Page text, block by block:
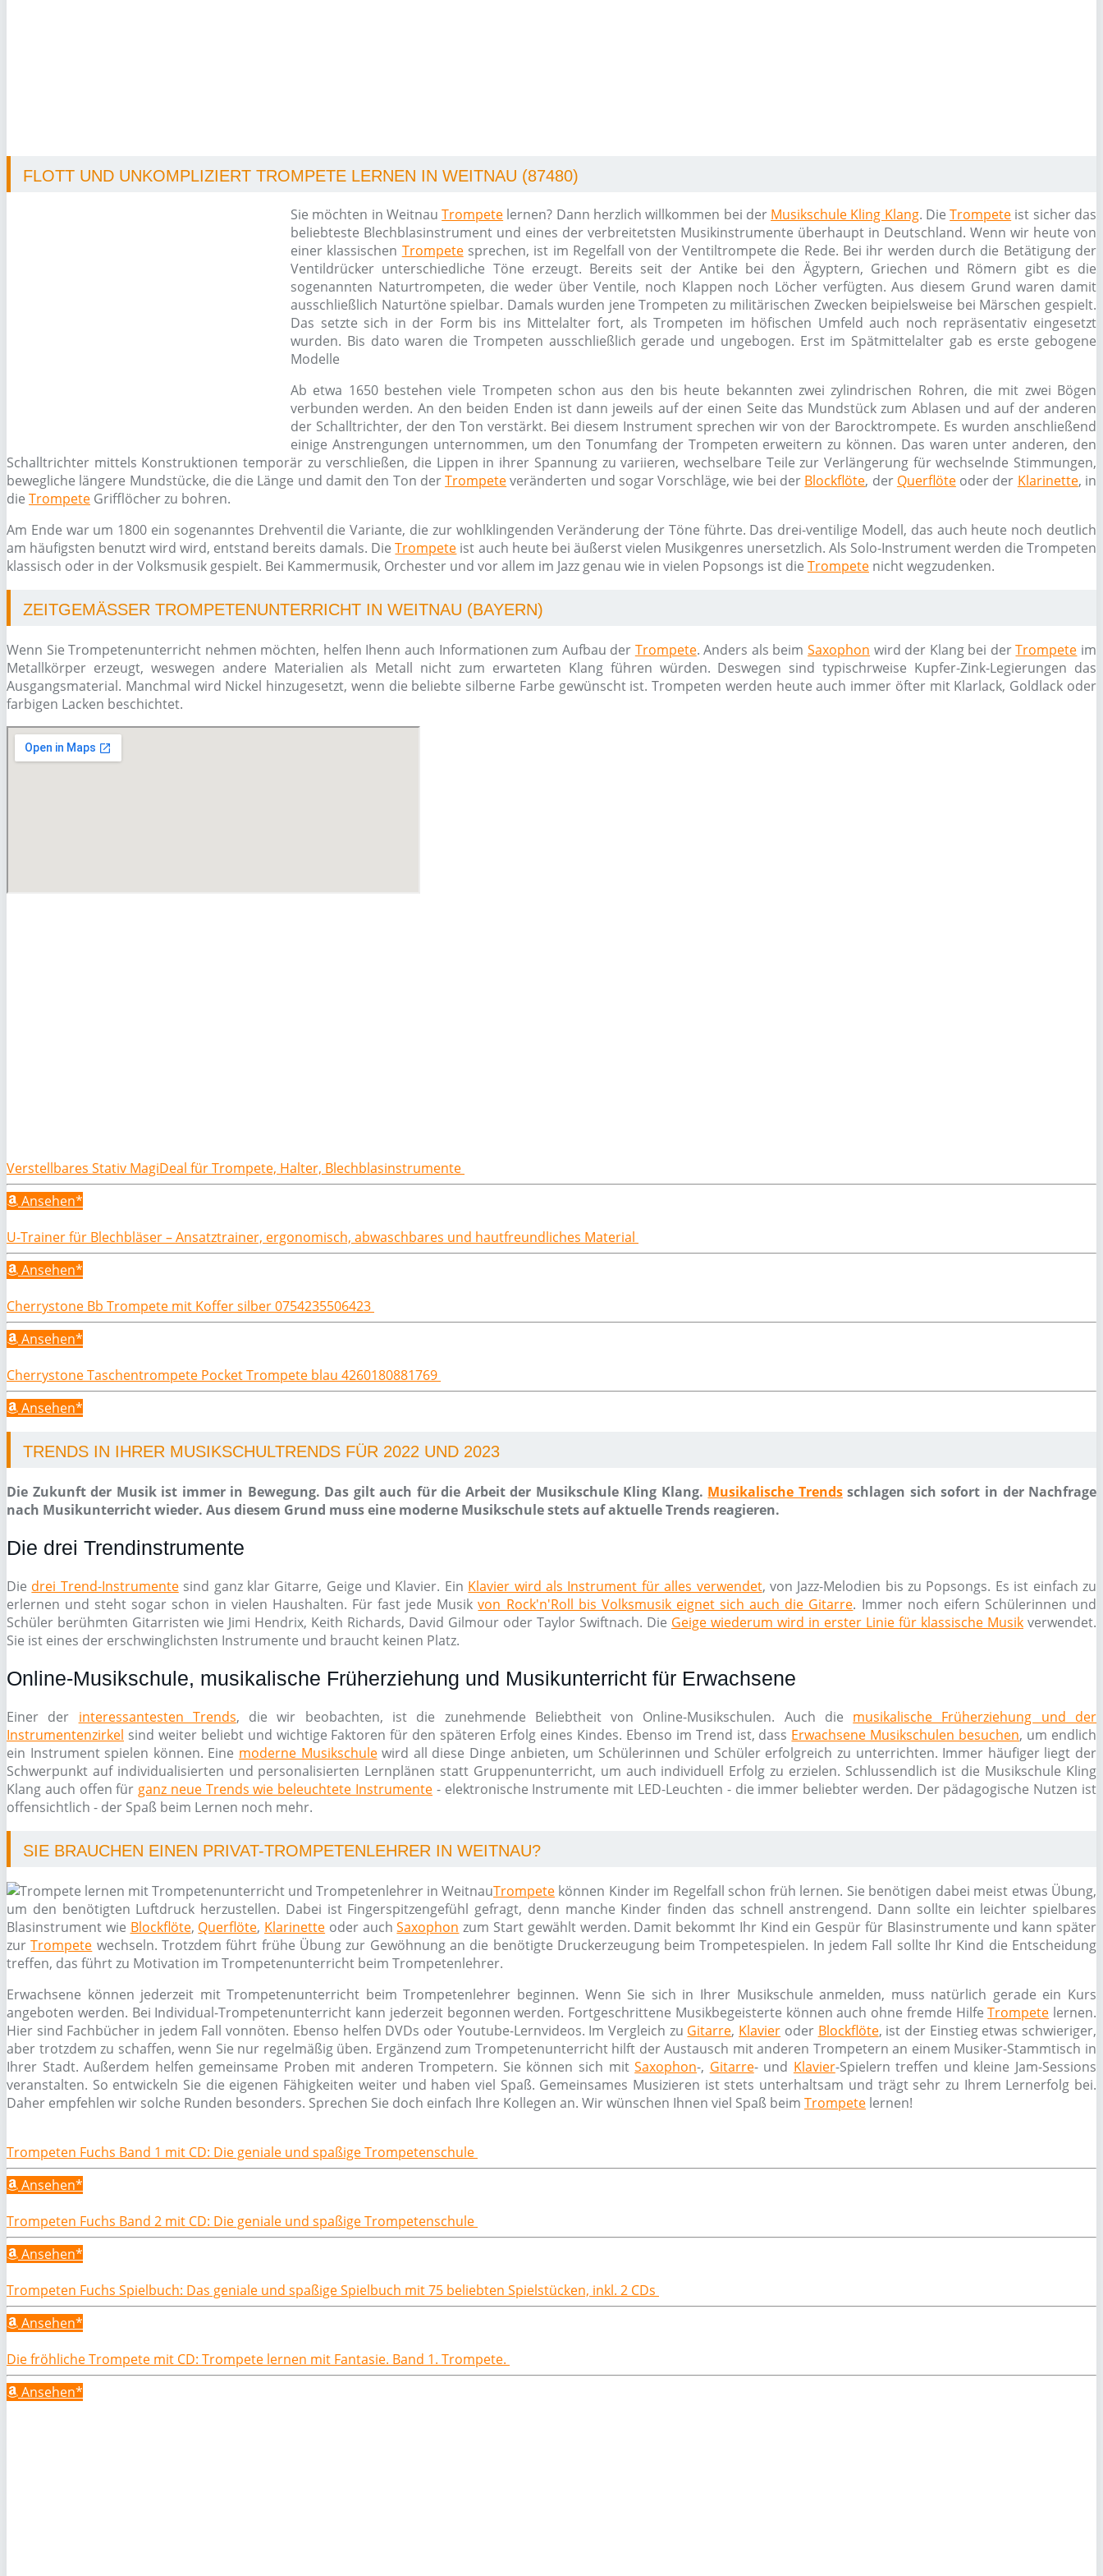
FLOTT UND UNKOMPLIZIERT TROMPETE LERNEN IN WEITNAU (87480)
Sie möchten in WeitnauTrompete lernen? Dann herzlich willkommen bei der Musikschule Kling Klang. DieTrompete ist sicher das
beliebteste Blechblasinstrument und eines der verbreitetsten Musikinstrumente überhaupt in Deutschland. Wenn wir heute von
einer klassischen Trompetesprechen, ist im Regelfall von der Ventiltrompete die Rede. Bei ihr werden durch die Betätigung der
Ventildrücker unterschiedliche Töne erzeugt. Bereits seit der Antike bei den Ägyptern, Griechen und Römern gibt es die
sogenannten Naturtrompeten, die weder über Ventile, noch Klappen noch Löcher verfügten. Aus diesem Grund waren damit
ausschließlich Naturtöne spielbar. Damals wurden jene Trompeten zu militärischen Zwecken beipielsweise bei Märschen gespielt.
Das setzte sich in der Form bis ins Mittelalter fort, als Trompeten im höfischen Umfeld auch noch repräsentativ eingesetzt
wurden. Bis dato waren die Trompeten ausschließlich gerade und ungebogen. Erst im Spätmittelalter gab es erste gebogene
Modelle
Ab etwa 1650 bestehen viele Trompeten schon aus den bis heute bekannten zwei zylindrischen Rohren, die mit zwei Bögen
verbunden werden. An den beiden Enden ist dann jeweils auf der einen Seite das Mundstück zum Ablasen und auf der anderen
der Schalltrichter, der den Ton verstärkt. Bei diesem Instrument sprechen wir von der Barocktrompete. Es wurden anschließend
einige Anstrengungen unternommen, um den Tonumfang der Trompeten erweitern zu können. Das waren unter anderen, den
Schalltrichter mittels Konstruktionen temporär zu verschließen, die Lippen in ihrer Spannung zu variieren, wechselbare Teile zur Verlängerung für wechselnde Stimmungen,
bewegliche längere Mundstücke, die die Länge und damit den Ton derTrompeteveränderten und sogar Vorschläge, wie bei der Blockflöte, der Querflöteoder der Klarinette, in
die Trompete Grifflöcher zu bohren.
Am Ende war um 1800 ein sogenanntes Drehventil die Variante, die zur wohlklingenden Veränderung der Töne führte. Das drei-ventilige Modell, das auch heute noch deutlich
am häufigsten benutzt wird wird, entstand bereits damals. DieTrompete ist auch heute bei äußerst vielen Musikgenres unersetzlich. Als Solo-Instrument werden die Trompeten
klassisch oder in der Volksmusik gespielt. Bei Kammermusik, Orchester und vor allem im Jazz genau wie in vielen Popsongs ist die Trompete nicht wegzudenken.
ZEITGEMÄSSER TROMPETENUNTERRICHT IN WEITNAU (BAYERN)
Wenn Sie Trompetenunterricht nehmen möchten, helfen Ihenn auch Informationen zum Aufbau der Trompete. Anders als beimSaxophon wird der Klang bei derTrompete im
Metallkörper erzeugt, weswegen andere Materialien als Metall nicht zum erwarteten Klang führen würden. Deswegen sind typischrweise Kupfer-Zink-Legierungen das
Ausgangsmaterial. Manchmal wird Nickel hinzugesetzt, wenn die beliebte silberne Farbe gewünscht ist. Trompeten werden heute auch immer öfter mit Klarlack, Goldlack oder
farbigen Lacken beschichtet.
Verstellbares Stativ MagiDeal für Trompete, Halter, Blechblasinstrumente
Ansehen*
U-Trainer für Blechbläser – Ansatztrainer, ergonomisch, abwaschbares und hautfreundliches Material
Ansehen*
Cherrystone Bb Trompete mit Koffer silber 0754235506423
Ansehen*
Cherrystone Taschentrompete Pocket Trompete blau 4260180881769
Ansehen*
TRENDS IN IHRER MUSIKSCHULTRENDS FÜR 2022 UND 2023
Die Zukunft der Musik ist immer in Bewegung. Das gilt auch für die Arbeit der Musikschule Kling Klang. Musikalische Trendsschlagen sich sofort in der Nachfrage
nach Musikunterricht wieder. Aus diesem Grund muss eine moderne Musikschule stets auf aktuelle Trends reagieren.
Die drei Trendinstrumente
Die drei Trend-Instrumentesind ganz klar Gitarre, Geige und Klavier. Ein Klavier wird als Instrument für alles verwendet, von Jazz-Melodien bis zu Popsongs. Es ist einfach zu
erlernen und steht sogar schon in vielen Haushalten. Für fast jede Musikvon Rock'n'Roll bis Volksmusik eignet sich auch die Gitarre. Immer noch eifern Schülerinnen und
Schüler berühmten Gitarristen wie Jimi Hendrix, Keith Richards, David Gilmour oder Taylor Swiftnach. Die Geige wiederum wird in erster Linie für klassische Musik verwendet.
Sie ist eines der erschwinglichsten Instrumente und braucht keinen Platz.
Online-Musikschule, musikalische Früherziehung und Musikunterricht für Erwachsene
Einer der interessantesten Trends, die wir beobachten, ist die zunehmende Beliebtheit von Online-Musikschulen. Auch die musikalische Früherziehung und der
Instrumentenzirkel sind weiter beliebt und wichtige Faktoren für den späteren Erfolg eines Kindes. Ebenso im Trend ist, dass Erwachsene Musikschulen besuchen, um endlich
ein Instrument spielen können. Eine moderne Musikschulewird all diese Dinge anbieten, um Schülerinnen und Schüler erfolgreich zu unterrichten. Immer häufiger liegt der
Schwerpunkt auf individualisierten und personalisierten Lernplänen statt Gruppenunterricht, um auch individuell Erfolg zu erzielen. Schlussendlich ist die Musikschule Kling
Klang auch offen für ganz neue Trends wie beleuchtete Instrumente - elektronische Instrumente mit LED-Leuchten - die immer beliebter werden. Der pädagogische Nutzen ist
offensichtlich - der Spaß beim Lernen noch mehr.
SIE BRAUCHEN EINEN PRIVAT-TROMPETENLEHRER IN WEITNAU?
Trompete können Kinder im Regelfall schon früh lernen. Sie benötigen dabei meist etwas Übung,
um den benötigten Luftdruck herzustellen. Dabei ist Fingerspitzengefühl gefragt, denn manche Kinder finden das schnell anstrengend. Dann sollte ein leichter spielbares
Blasinstrument wie Blockflöte, Querflöte, Klarinette oder auchSaxophon zum Start gewählt werden. Damit bekommt Ihr Kind ein Gespür für Blasinstrumente und kann später
zurTrompete wechseln. Trotzdem führt frühe Übung zur Gewöhnung an die benötigte Druckerzeugung beim Trompetespielen. In jedem Fall sollte Ihr Kind die Entscheidung
treffen, das führt zu Motivation im Trompetenunterricht beim Trompetenlehrer.
Erwachsene können jederzeit mit Trompetenunterricht beim Trompetenlehrer beginnen. Wenn Sie sich in Ihrer Musikschule anmelden, muss natürlich gerade ein Kurs
angeboten werden. Bei Individual-Trompetenunterricht kann jederzeit begonnen werden. Fortgeschrittene Musikbegeisterte können auch ohne fremde HilfeTrompete lernen.
Hier sind Fachbücher in jedem Fall vonnöten. Ebenso helfen DVDs oder Youtube-Lernvideos. Im Vergleich zu Gitarre, Klavier oder Blockflöte, ist der Einstieg etwas schwieriger,
aber trotzdem zu schaffen, wenn Sie nur regelmäßig üben. Ergänzend zum Trompetenunterricht hilft der Austausch mit anderen Trompetern an einem Musiker-Stammtisch in
Ihrer Stadt. Außerdem helfen gemeinsame Proben mit anderen Trompetern. Sie können sich mitSaxophon-, Gitarre- und Klavier-Spielern treffen und kleine Jam-Sessions
veranstalten. So entwickeln Sie die eigenen Fähigkeiten weiter und haben viel Spaß. Gemeinsames Musizieren ist stets unterhaltsam und trägt sehr zu Ihrem Lernerfolg bei.
Daher empfehlen wir solche Runden besonders. Sprechen Sie doch einfach Ihre Kollegen an. Wir wünschen Ihnen viel Spaß beim Trompete lernen!
Trompeten Fuchs Band 1 mit CD: Die geniale und spaßige Trompetenschule
Ansehen*
Trompeten Fuchs Band 2 mit CD: Die geniale und spaßige Trompetenschule
Ansehen*
Trompeten Fuchs Spielbuch: Das geniale und spaßige Spielbuch mit 75 beliebten Spielstücken, inkl. 2 CDs
Ansehen*
Die fröhliche Trompete mit CD: Trompete lernen mit Fantasie. Band 1. Trompete.
Ansehen*